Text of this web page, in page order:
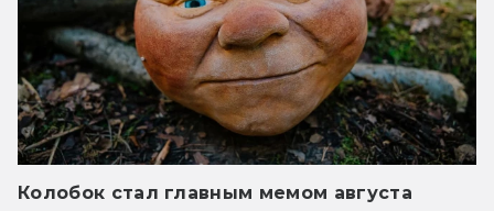
Колобок стал главным мемом августа